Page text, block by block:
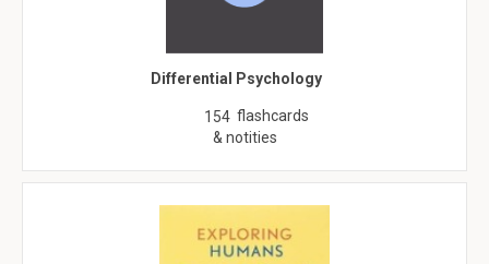
Differential Psychology
154 flashcards
& notities